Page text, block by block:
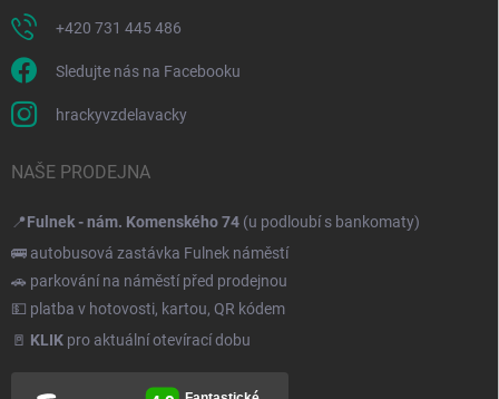
+420 731 445 486
Sledujte nás na Facebooku
hrackyvzdelavacky
NAŠE PRODEJNA
📍Fulnek - nám. Komenského 74 (u podloubí s bankomaty)
🚌 autobusová zastávka Fulnek náměstí
🚗 parkování na náměstí před prodejnou
💵 platba v hotovosti, kartou, QR kódem
🚪 KLIK pro aktuální otevírací dobu